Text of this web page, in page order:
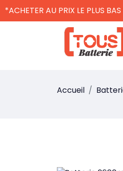
*ACHETER AU PRIX LE PLUS
Accueil